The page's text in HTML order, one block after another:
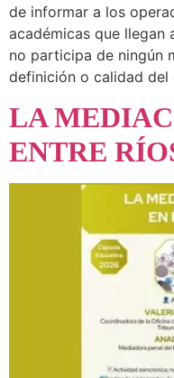
de informar a los
académicas que llegan
no participa de ningún
definición o calidad
LA
ENTRE